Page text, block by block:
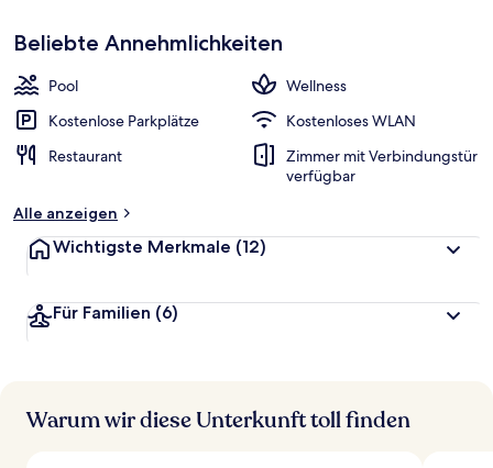
beliebt
b
r
Beliebte Annehmlichkeiten
Pool
Wellness
Kostenlose Parkplätze
Kostenloses WLAN
Restaurant
Zimmer mit Verbindungstür
verfügbar
Alle anzeigen
Wichtigste Merkmale (12)
Für Familien (6)
Warum wir diese Unterkunft toll finden